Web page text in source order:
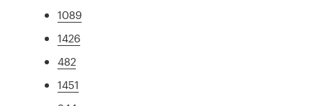
1089
1426
482
1451